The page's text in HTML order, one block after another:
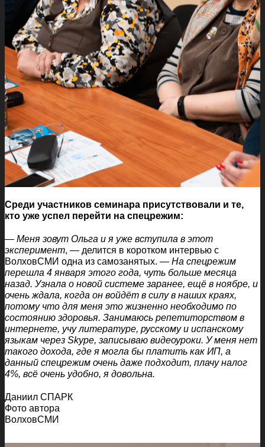
Среди участников семинара присутствовали и те,
кто уже успел перейти на спецрежим:
— Меня зовут Ольга и я уже вступила в этот
эксперимент, — делится в коротком интервью с
ВолховСМИ одна из самозанятых. — На спецрежим
перешла 4 января этого года, чуть больше месяца
назад. Узнала о новой системе заранее, ещё в ноябре, и
очень ждала, когда он войдёт в силу в наших краях,
потому что для меня это жизненно необходимо по
состоянию здоровья. Занимаюсь репетиторством в
интернете, учу литературе, русскому и испанскому
языкам через Skype, записываю видеоуроки. У меня нет
такого дохода, где я могла бы платить как ИП, а
данный спецрежим очень даже подходит, плачу налог
4%, всё очень удобно, я довольна.
Даниил СПАРК
Фото автора
ВолховСМИ